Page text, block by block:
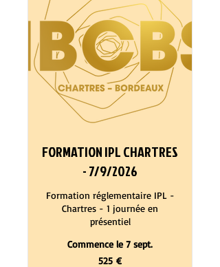
FORMATION IPL CHARTRES
- 7/9/2026
Formation réglementaire IPL -
Chartres - 1 journée en
présentiel
Commence le 7 sept.
525 €